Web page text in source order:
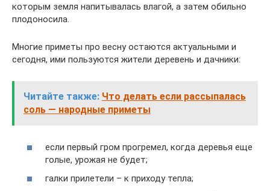
которым земля напитывалась влагой, а затем обильно
плодоносила.
Многие приметы про весну остаются актуальными и
сегодня, ими пользуются жители деревень и дачники:
Читайте также: Что делать если рассыпалась
соль — народные приметы
если первый гром прогремел, когда деревья еще
голые, урожая не будет;
галки прилетели – к приходу тепла;